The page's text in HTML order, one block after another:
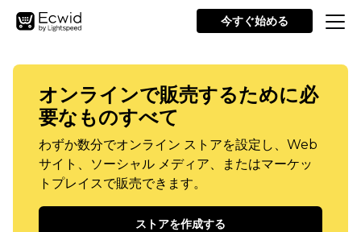
今すぐ始める
オンラインで販売するために必
要なものすべて
わずか数分でオンライン ストアを設定し、Web
サイト、ソーシャル メディア、またはマーケッ
トプレイスで販売できます。
ストアを作成する